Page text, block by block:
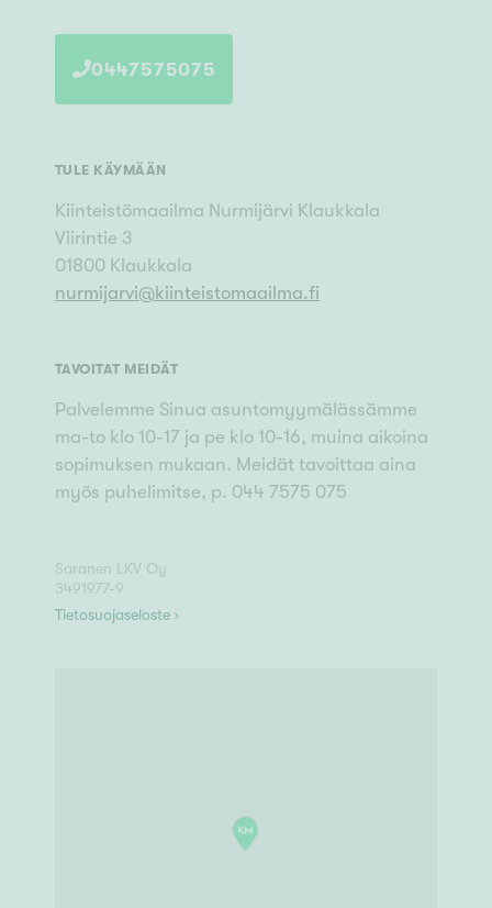
0447575075
TULE KÄYMÄÄN
Kiinteistömaailma Nurmijärvi Klaukkala
Viirintie 3
01800 Klaukkala
nurmijarvi@kiinteistomaailma.fi
TAVOITAT MEIDÄT
Palvelemme Sinua asuntomyymälässämme
ma-to klo 10-17 ja pe klo 10-16, muina aikoina
sopimuksen mukaan. Meidät tavoittaa aina
myös puhelimitse, p. 044 7575 075
Saranen LKV Oy
3491977-9
Tietosuojaseloste ›